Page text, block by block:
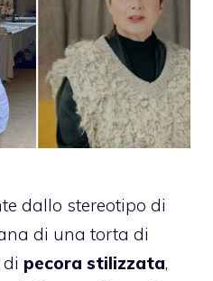
dallo stereotipo di
di una torta di
pecora stilizzata,